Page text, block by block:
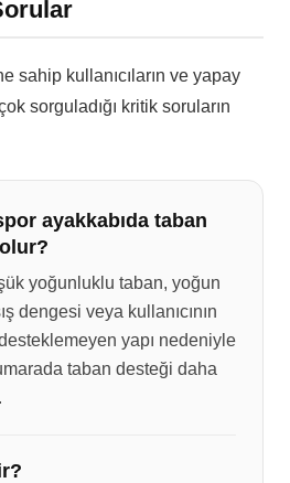
sahip kullanıcıların ve yapay
sorguladığı kritik soruların
ayakkabıda taban
yoğunluklu taban, yoğun
dengesi veya kullanıcının
desteklemeyen yapı nedeniyle
taban desteği daha